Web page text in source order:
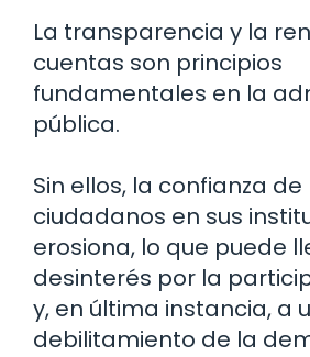
La transparencia y la
cuentas son principios
fundamentales en la
pública.
Sin ellos, la confianza de
ciudadanos en sus
erosiona, lo que puede
desinterés por la
y, en última instancia, a
debilitamiento de la